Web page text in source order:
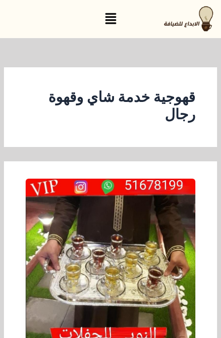
تخطي
إلى
المحتوى
القائمة
قهوجية خدمة شاي وقهوة
رجال